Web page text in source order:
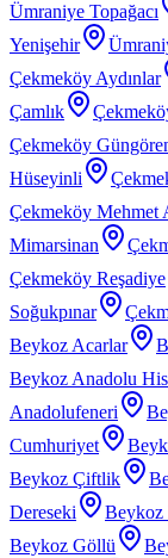
Ümraniye Topağacı
Yenişehir
Çekmeköy Aydınlar
Çamlık
Çekmeköy
Hüseyinli
Çekmeköy Mehmet
Mimarsinan
Çekmeköy Reşadiye
Soğukpınar
Beykoz Acarlar
Beykoz Anadolu
Anadolufeneri
Cumhuriyet
Beykoz Çiftlik
Dereseki
Beykoz
Beykoz Göllü